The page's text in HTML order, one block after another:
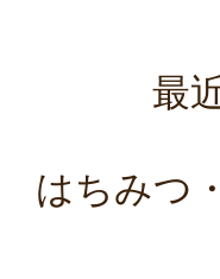
最
はちみつ